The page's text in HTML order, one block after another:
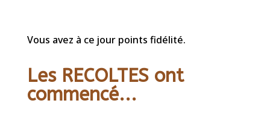
Vous avez à ce jour points fidélité.
Les RECOLTES ont
commencé...